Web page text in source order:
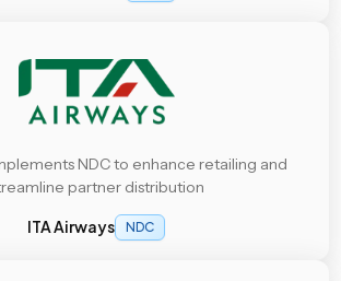
NDC to enhance retailing and
partner distribution
ITA Airways NDC